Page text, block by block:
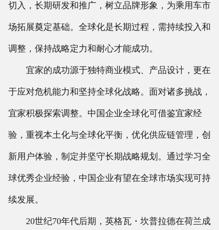
切入，长期研发和推广，树立品牌形象，为乘用车市
场拓展奠定基础。全球化是长期过程，需持续投入和
调整，保持战略定力和耐心才能成功。
宜家的成功源于独特商业模式、产品设计，更在
于应对危机能力和坚持全球化战略。面对诸多挑战，
宜家积极探索调整。中国企业全球化可借鉴宜家经
验，重视本土化与全球化平衡，优化供应链管理，创
新用户体验，制定并坚守长期战略规划。通过学习全
球优秀企业经验，中国企业有望在全球市场实现可持
续发展。
20世纪70年代后期，英格瓦・坎普拉德在荷兰成